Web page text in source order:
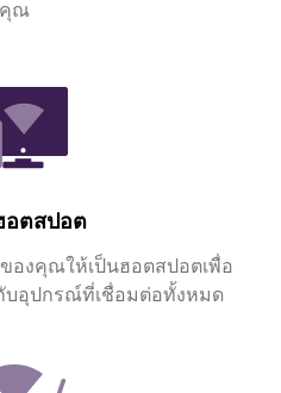
คุณ
อตสปอต
องคุณให้เป็นฮอตสปอตเพื่อ
บอุปกรณ์ที่เชื่อมต่อทั้งหมด